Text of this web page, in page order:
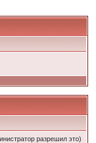
разрешил это)